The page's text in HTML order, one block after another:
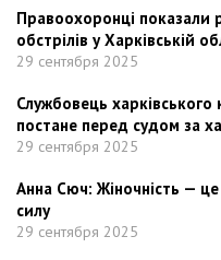
Правоохоронці показали
обстрілів у Харківській
29 сентября 2025
Службовець
постане перед судом за
29 сентября 2025
Анна Сюч: Жіночність —
силу
29 сентября 2025